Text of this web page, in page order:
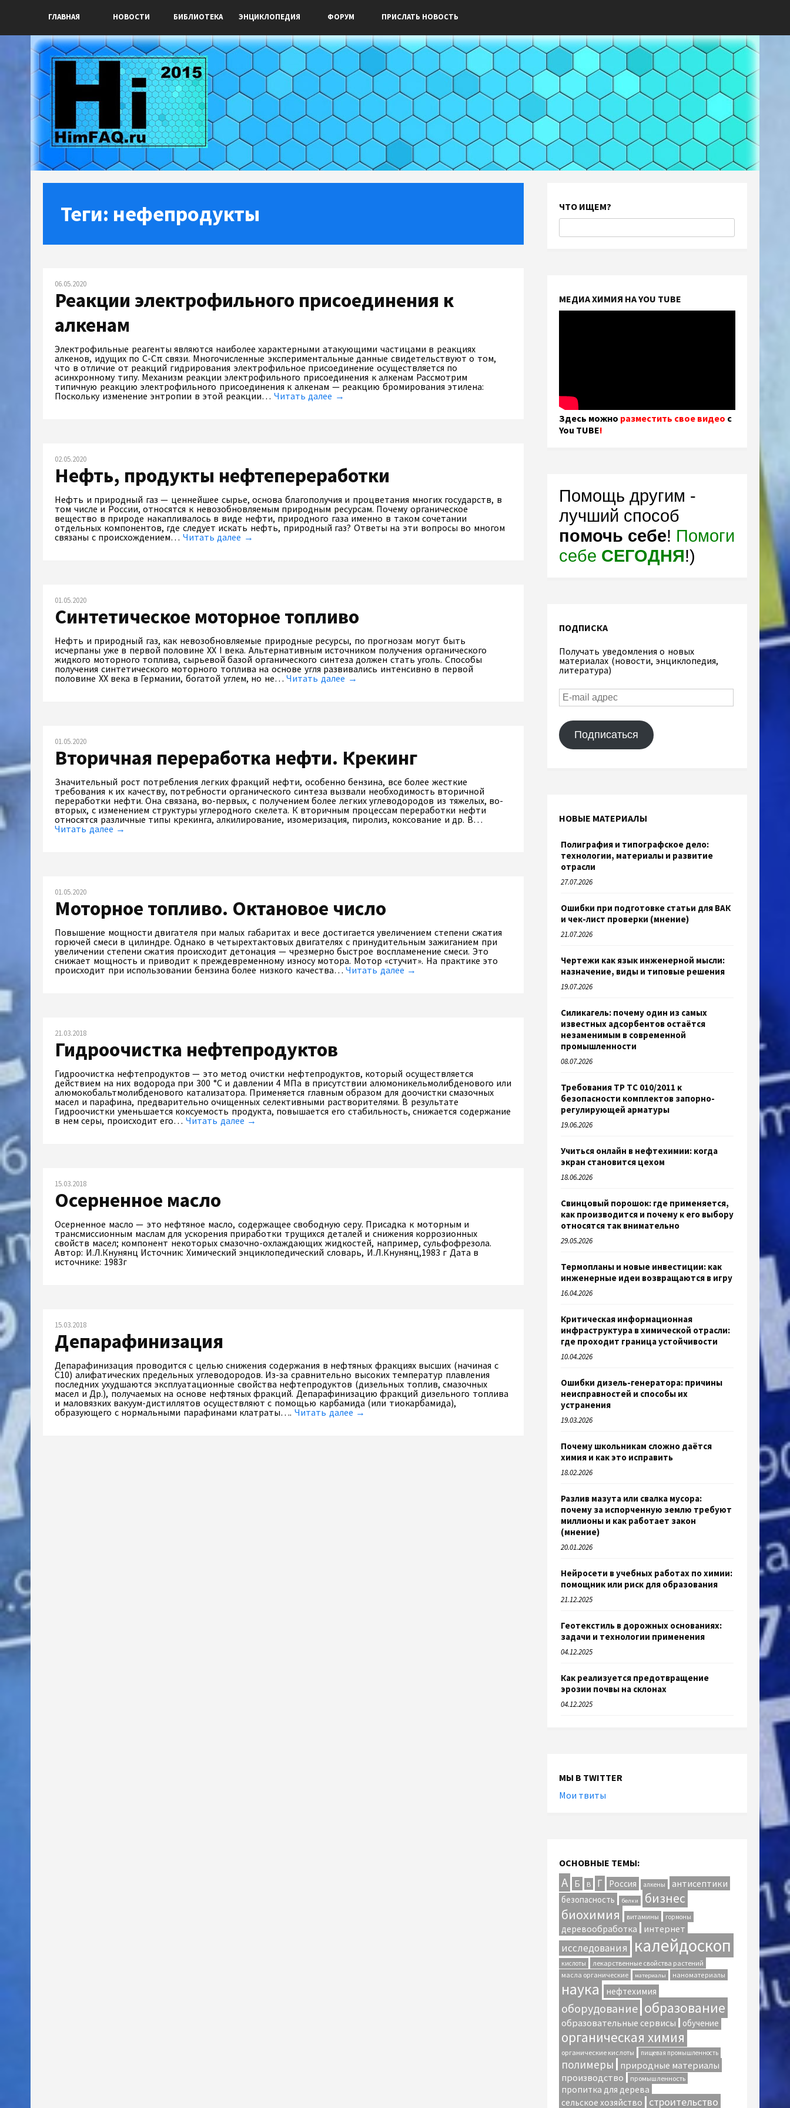
ГЛАВНАЯ НОВОСТИ БИБЛИОТЕКА ЭНЦИКЛОПЕДИЯ ФОРУМ ПРИСЛАТЬ НОВОСТЬ
Теги: нефепродукты
06.05.2020
Реакции электрофильного присоединения к
алкенам
Электрофильные реагенты являются наиболее характерными атакующими частицами в реакциях
алкенов, идущих по С-Сπ связи. Многочисленные экспериментальные данные свидетельствуют о том,
что в отличие от реакций гидрирования электрофильное присоединение осуществляется по
асинхронному типу. Механизм реакции электрофильного присоединения к алкенам Рассмотрим
типичную реакцию электрофильного присоединения к алкенам — реакцию бромирования этилена:
Поскольку изменение энтропии в этой реакции… Читать далее →
02.05.2020
Нефть, продукты нефтепереработки
Нефть и природный газ — ценнейшее сырье, основа благополучия и процветания многих государств, в
том числе и России, относятся к невозобновляемым природным ресурсам. Почему органическое
вещество в природе накапливалось в виде нефти, природного газа именно в таком сочетании
отдельных компонентов, где следует искать нефть, природный газ? Ответы на эти вопросы во многом
связаны с происхождением… Читать далее →
01.05.2020
Синтетическое моторное топливо
Нефть и природный газ, как невозобновляемые природные ресурсы, по прогнозам могут быть
исчерпаны уже в первой половине XX I века. Альтернативным источником получения органического
жидкого моторного топлива, сырьевой базой органического синтеза должен стать уголь. Способы
получения синтетического моторного топлива на основе угля развивались интенсивно в первой
половине XX века в Германии, богатой углем, но не…Читать далее →
01.05.2020
Вторичная переработка нефти. Крекинг
Значительный рост потребления легких фракций нефти, особенно бензина, все более жесткие
требования к их качеству, потребности органического синтеза вызвали необходимость вторичной
переработки нефти. Она связана, во-первых, с получением более легких углеводородов из тяжелых, во-
вторых, с изменением структуры углеродного скелета. К вторичным процессам переработки нефти
относятся различные типы крекинга, алкилирование, изомеризация, пиролиз, коксование и др. В…
Читать далее →
01.05.2020
Моторное топливо. Октановое число
Повышение мощности двигателя при малых габаритах и весе достигается увеличением степени сжатия
горючей смеси в цилиндре. Однако в четырехтактовых двигателях с принудительным зажиганием при
увеличении степени сжатия происходит детонация — чрезмерно быстрое воспламенение смеси. Это
снижает мощность и приводит к преждевременному износу мотора. Мотор «стучит». На практике это
происходит при использовании бензина более низкого качества…Читать далее →
21.03.2018
Гидроочистка нефтепродуктов
Гидроочистка нефтепродуктов — это метод очистки нефтепродуктов, который осуществляется
действием на них водорода при 300 °С и давлении 4 МПа в присутствии алюмоникельмолибденового или
алюмокобальтмолибденового катализатора. Применяется главным образом для доочистки смазочных
масел и парафина, предварительно очищенных селективными растворителями. В результате
Гидроочистки уменьшается коксуемость продукта, повышается его стабильность, снижается содержание
в нем серы, происходит его… Читать далее →
15.03.2018
Осерненное масло
Осерненное масло — это нефтяное масло, содержащее свободную серу. Присадка к моторным и
трансмиссионным маслам для ускорения приработки трущихся деталей и снижения коррозионных
свойств масел; компонент некоторых смазочно-охлаждающих жидкостей, например, сульфофрезола.
Автор: И.Л.Кнунянц Источник: Химический энциклопедический словарь, И.Л.Кнунянц,1983 г Дата в
источнике: 1983г
15.03.2018
Депарафинизация
Депарафинизация проводится с целью снижения содержания в нефтяных фракциях высших (начиная с
С10) алифатических предельных углеводородов. Из-за сравнительно высоких температур плавления
последних ухудшаются эксплуатационные свойства нефтепродуктов (дизельных топлив, смазочных
масел и Др.), получаемых на основе нефтяных фракций. Депарафинизацию фракций дизельного топлива
и маловязких вакуум-дистиллятов осуществляют с помощью карбамида (или тиокарбамида),
образующего с нормальными парафинами клатраты…. Читать далее →
ЧТО ИЩЕМ?
МЕДИА ХИМИЯ НА YOU TUBE
Здесь можно разместить свое видео с
You TUBE!
Помощь другим -
лучший способ
помочь себе! Помоги
себе СЕГОДНЯ!)
ПОДПИСКА
Получать уведомления о новых
материалах (новости, энциклопедия,
литература)
Подписаться
НОВЫЕ МАТЕРИАЛЫ
Полиграфия и типографское дело:
технологии, материалы и развитие
отрасли
27.07.2026
Ошибки при подготовке статьи для ВАК
и чек-лист проверки (мнение)
21.07.2026
Чертежи как язык инженерной мысли:
назначение, виды и типовые решения
19.07.2026
Силикагель: почему один из самых
известных адсорбентов остаётся
незаменимым в современной
промышленности
08.07.2026
Требования ТР ТС 010/2011 к
безопасности комплектов запорно-
регулирующей арматуры
19.06.2026
Учиться онлайн в нефтехимии: когда
экран становится цехом
18.06.2026
Свинцовый порошок: где применяется,
как производится и почему к его выбору
относятся так внимательно
29.05.2026
Термопланы и новые инвестиции: как
инженерные идеи возвращаются в игру
16.04.2026
Критическая информационная
инфраструктура в химической отрасли:
где проходит граница устойчивости
10.04.2026
Ошибки дизель-генератора: причины
неисправностей и способы их
устранения
19.03.2026
Почему школьникам сложно даётся
химия и как это исправить
18.02.2026
Разлив мазута или свалка мусора:
почему за испорченную землю требуют
миллионы и как работает закон
(мнение)
20.01.2026
Нейросети в учебных работах по химии:
помощник или риск для образования
21.12.2025
Геотекстиль в дорожных основаниях:
задачи и технологии применения
04.12.2025
Как реализуется предотвращение
эрозии почвы на склонах
04.12.2025
МЫ В TWITTER
Мои твиты
ОСНОВНЫЕ ТЕМЫ:
А Б В Г Россия алкены антисептики
безопасность белки бизнес
биохимия витамины гормоны
деревообработка интернет
исследования калейдоскоп
кислоты
лекарственные свойства растений
масла органические
материалы наноматериалы
наука нефтехимия
оборудование образование
образовательные сервисы обучение
органическая химия
органические кислоты пищевая промышленность
полимеры
природные материалы
производство
промышленность
пропитка для дерева
сельское хозяйство
строительство